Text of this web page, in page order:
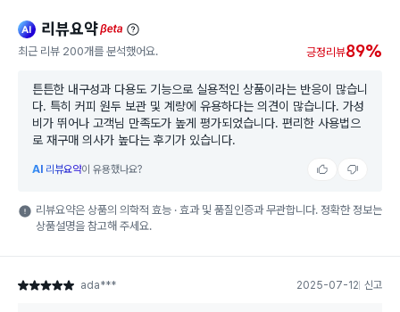
ai 리뷰요약beta
최근 리뷰 200개를 분석했어요. 긍정리뷰89%
튼튼한 내구성과 다용도 기능으로 실용적인 상품이라는 반응이 많습니
다. 특히 커피 원두 보관 및 계량에 유용하다는 의견이 많습니다. 가성
비가 뛰어나 고객님 만족도가 높게 평가되었습니다. 편리한 사용법으
로 재구매 의사가 높다는 후기가 있습니다.
AI 리뷰요약이 유용했나요?
리뷰요약은 상품의 의학적 효능 · 효과 및 품질인증과 무관합니다. 정확한 정보는
상품설명을 참고해 주세요.
별점 5점 ada*** 2025-07-12 신고